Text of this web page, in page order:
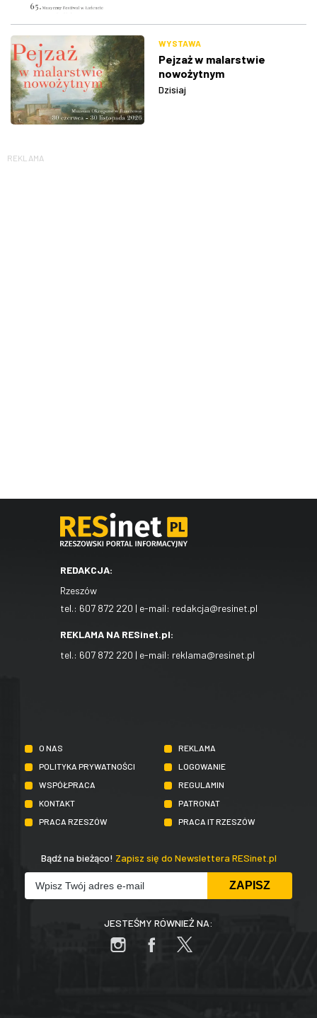
WYSTAWA
Pejzaż w malarstwie
nowożytnym
Dzisiaj
REKLAMA
REDAKCJA:
Rzeszów
tel.: 607 872 220 | e-mail: redakcja@resinet.pl
REKLAMA NA RESinet.pl:
tel.: 607 872 220 | e-mail: reklama@resinet.pl
O NAS
REKLAMA
POLITYKA PRYWATNOŚCI
LOGOWANIE
WSPÓŁPRACA
REGULAMIN
KONTAKT
PATRONAT
PRACA RZESZÓW
PRACA IT RZESZÓW
Bądź na bieżąco! Zapisz się do Newslettera RESinet.pl
JESTEŚMY RÓWNIEŻ NA: